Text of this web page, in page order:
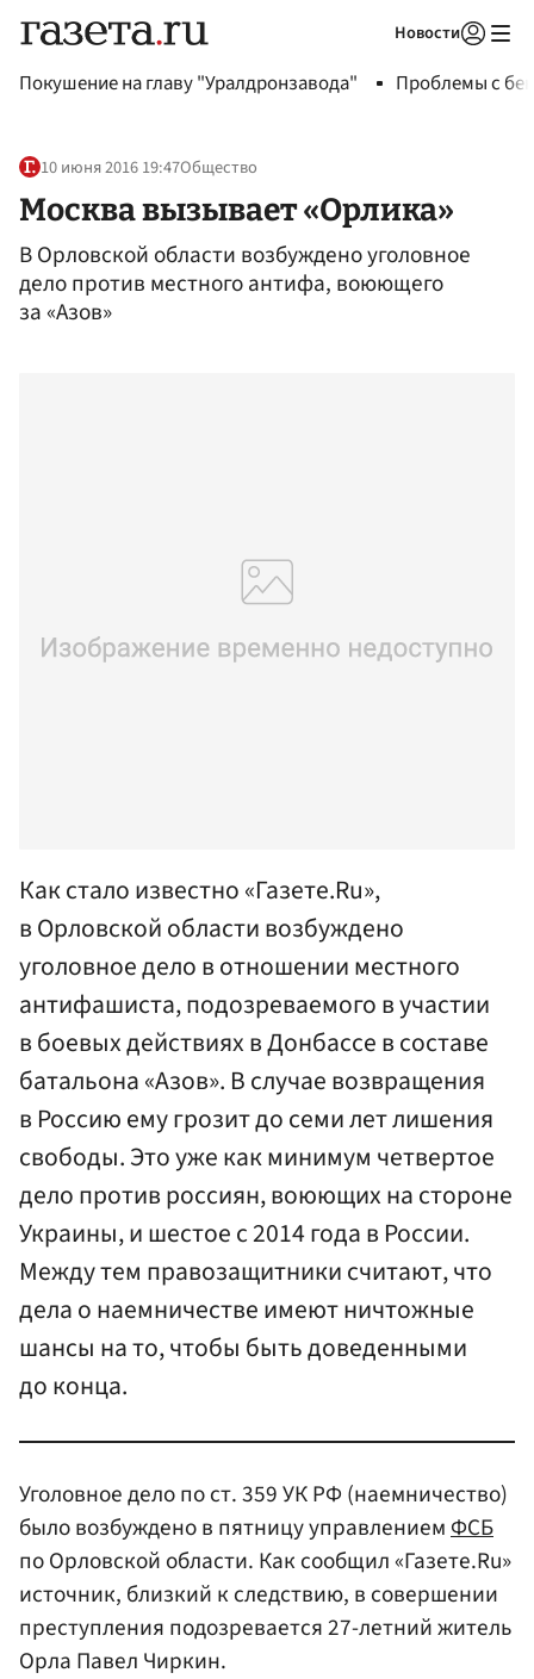
Новости
Покушение на главу "Уралдронзавода" Проблемы с
10 июня 2016 19:47Общество
Москва вызывает «Орлика»
В Орловской области возбуждено уголовное
дело против местного антифа, воюющего
за «Азов»
Как стало известно «Газете.Ru»,
в Орловской области возбуждено
уголовное дело в отношении местного
антифашиста, подозреваемого в участии
в боевых действиях в Донбассе в составе
батальона «Азов». В случае возвращения
в Россию ему грозит до семи лет лишения
свободы. Это уже как минимум четвертое
дело против россиян, воюющих на стороне
Украины, и шестое с 2014 года в России.
Между тем правозащитники считают, что
дела о наемничестве имеют ничтожные
шансы на то, чтобы быть доведенными
до конца.
Уголовное дело по ст. 359 УК РФ (наемничество)
было возбуждено в пятницу управлением ФСБ
по Орловской области. Как сообщил «Газете.Ru»
источник, близкий к следствию, в совершении
преступления подозревается 27-летний житель
Орла Павел Чиркин.